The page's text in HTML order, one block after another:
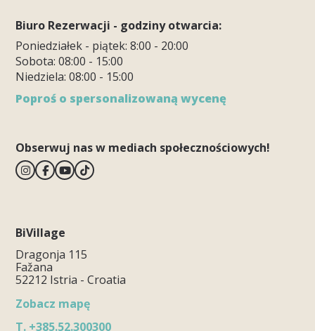
Biuro Rezerwacji - godziny otwarcia:
Poniedziałek - piątek: 8:00 - 20:00
Sobota: 08:00 - 15:00
Niedziela: 08:00 - 15:00
Poproś o spersonalizowaną wycenę
Obserwuj nas w mediach społecznościowych!
BiVillage
Dragonja 115
Fažana
52212 Istria - Croatia
Zobacz mapę
T. +385.52.300300